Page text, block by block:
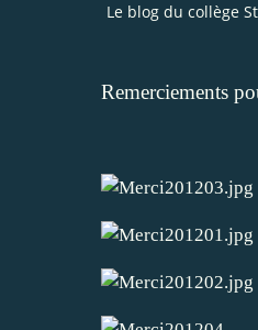
Le blog du collège
Remerciements